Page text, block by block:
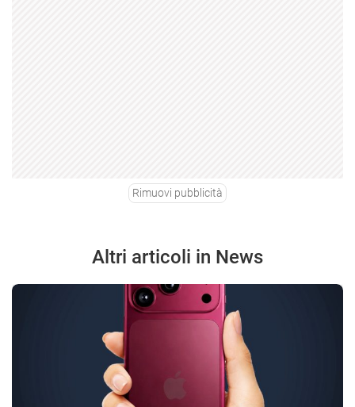
Rimuovi pubblicità
Altri articoli in News